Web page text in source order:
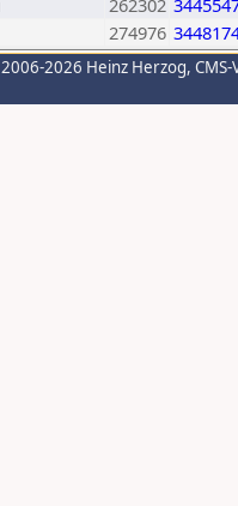
262302
274976
2026 Heinz Herzog,